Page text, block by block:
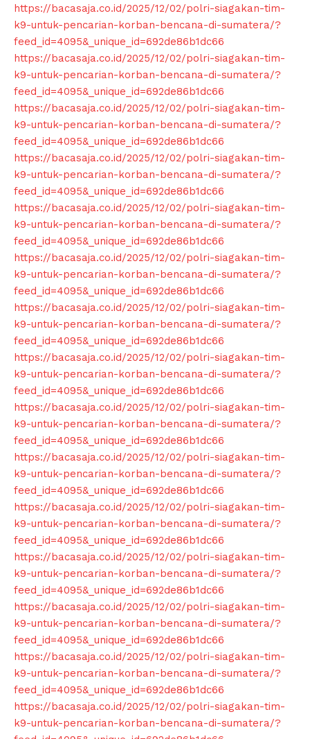
https://bacasaja.co.id/2025/12/02/polri-siagakan-tim-
k9-untuk-pencarian-korban-bencana-di-sumatera/?
feed_id=4095&_unique_id=692de86b1dc66
https://bacasaja.co.id/2025/12/02/polri-siagakan-tim-
k9-untuk-pencarian-korban-bencana-di-sumatera/?
feed_id=4095&_unique_id=692de86b1dc66
https://bacasaja.co.id/2025/12/02/polri-siagakan-tim-
k9-untuk-pencarian-korban-bencana-di-sumatera/?
feed_id=4095&_unique_id=692de86b1dc66
https://bacasaja.co.id/2025/12/02/polri-siagakan-tim-
k9-untuk-pencarian-korban-bencana-di-sumatera/?
feed_id=4095&_unique_id=692de86b1dc66
https://bacasaja.co.id/2025/12/02/polri-siagakan-tim-
k9-untuk-pencarian-korban-bencana-di-sumatera/?
feed_id=4095&_unique_id=692de86b1dc66
https://bacasaja.co.id/2025/12/02/polri-siagakan-tim-
k9-untuk-pencarian-korban-bencana-di-sumatera/?
feed_id=4095&_unique_id=692de86b1dc66
https://bacasaja.co.id/2025/12/02/polri-siagakan-tim-
k9-untuk-pencarian-korban-bencana-di-sumatera/?
feed_id=4095&_unique_id=692de86b1dc66
https://bacasaja.co.id/2025/12/02/polri-siagakan-tim-
k9-untuk-pencarian-korban-bencana-di-sumatera/?
feed_id=4095&_unique_id=692de86b1dc66
https://bacasaja.co.id/2025/12/02/polri-siagakan-tim-
k9-untuk-pencarian-korban-bencana-di-sumatera/?
feed_id=4095&_unique_id=692de86b1dc66
https://bacasaja.co.id/2025/12/02/polri-siagakan-tim-
k9-untuk-pencarian-korban-bencana-di-sumatera/?
feed_id=4095&_unique_id=692de86b1dc66
https://bacasaja.co.id/2025/12/02/polri-siagakan-tim-
k9-untuk-pencarian-korban-bencana-di-sumatera/?
feed_id=4095&_unique_id=692de86b1dc66
https://bacasaja.co.id/2025/12/02/polri-siagakan-tim-
k9-untuk-pencarian-korban-bencana-di-sumatera/?
feed_id=4095&_unique_id=692de86b1dc66
https://bacasaja.co.id/2025/12/02/polri-siagakan-tim-
k9-untuk-pencarian-korban-bencana-di-sumatera/?
feed_id=4095&_unique_id=692de86b1dc66
https://bacasaja.co.id/2025/12/02/polri-siagakan-tim-
k9-untuk-pencarian-korban-bencana-di-sumatera/?
feed_id=4095&_unique_id=692de86b1dc66
https://bacasaja.co.id/2025/12/02/polri-siagakan-tim-
k9-untuk-pencarian-korban-bencana-di-sumatera/?